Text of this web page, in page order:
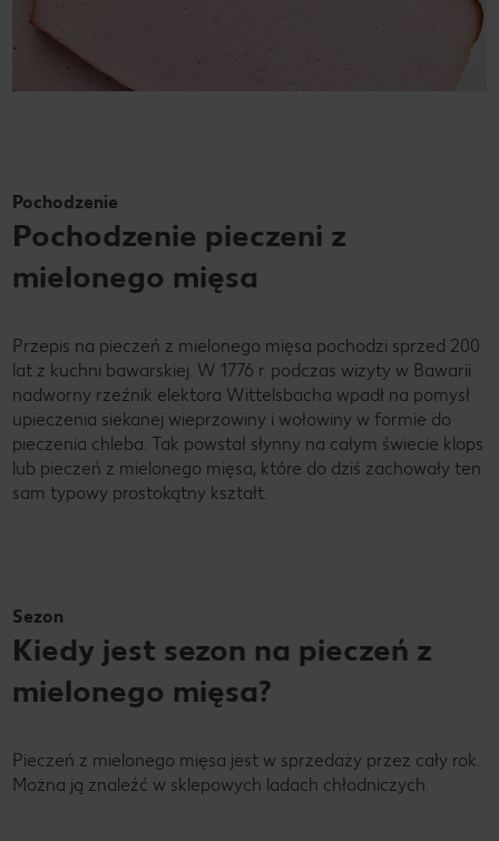
Pochodzenie
Pochodzenie pieczeni z
mielonego mięsa
Przepis na pieczeń z mielonego mięsa pochodzi sprzed 200
lat z kuchni bawarskiej. W 1776 r. podczas wizyty w Bawarii
nadworny rzeźnik elektora Wittelsbacha wpadł na pomysł
upieczenia siekanej wieprzowiny i wołowiny w formie do
pieczenia chleba. Tak powstał słynny na całym świecie klops
lub pieczeń z mielonego mięsa, które do dziś zachowały ten
sam typowy prostokątny kształt.
Sezon
Kiedy jest sezon na pieczeń z
mielonego mięsa?
Pieczeń z mielonego mięsa jest w sprzedaży przez cały rok.
Można ją znaleźć w sklepowych ladach chłodniczych.